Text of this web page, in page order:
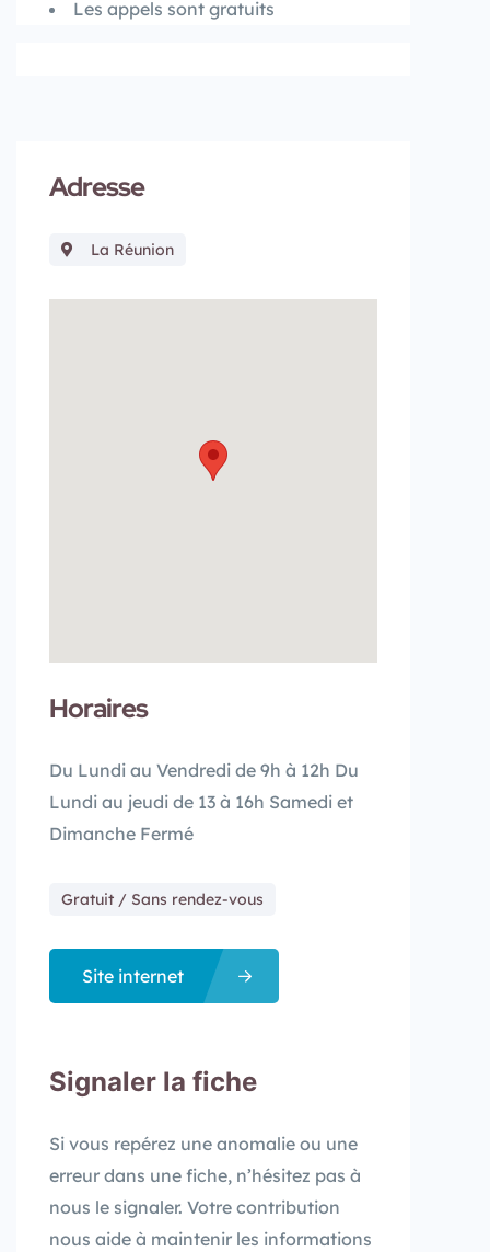
Les appels sont gratuits
Adresse
La Réunion
Horaires
Du Lundi au Vendredi de 9h à 12h Du
Lundi au jeudi de 13 à 16h Samedi et
Dimanche Fermé
Gratuit / Sans rendez-vous
Site internet
Signaler la fiche​
Si vous repérez une anomalie ou une
erreur dans une fiche, n’hésitez pas à
nous le signaler. Votre contribution
nous aide à maintenir les informations